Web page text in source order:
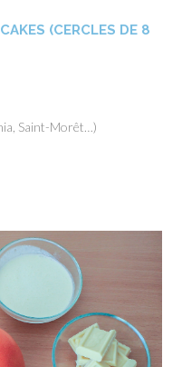
(CERCLES DE 8
Saint-Morêt…)